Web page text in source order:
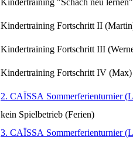
Kindertraining Fortschritt II
Kindertraining Fortschritt III
Kindertraining Fortschritt IV (Max)
2. CAÏSSA Sommerferienturnier
kein Spielbetrieb (Ferien)
3. CAÏSSA Sommerferienturnier